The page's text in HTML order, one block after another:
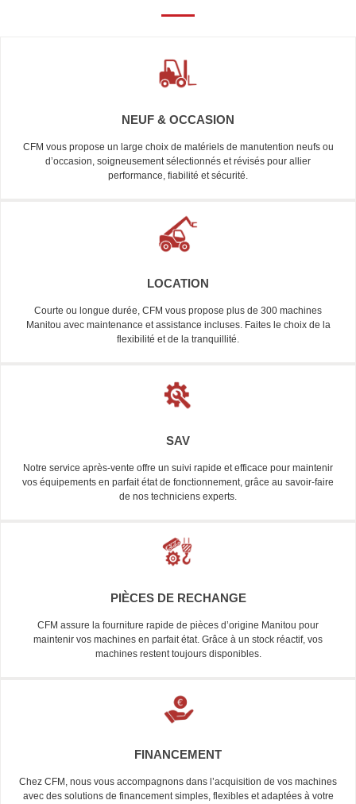
NEUF & OCCASION
CFM vous propose un large choix de matériels de manutention neufs ou
d’occasion, soigneusement sélectionnés et révisés pour allier
performance, fiabilité et sécurité.
LOCATION
Courte ou longue durée, CFM vous propose plus de 300 machines
Manitou avec maintenance et assistance incluses. Faites le choix de la
flexibilité et de la tranquillité.
SAV
Notre service après-vente offre un suivi rapide et efficace pour maintenir
vos équipements en parfait état de fonctionnement, grâce au savoir-faire
de nos techniciens experts.
PIÈCES DE RECHANGE
CFM assure la fourniture rapide de pièces d’origine Manitou pour
maintenir vos machines en parfait état. Grâce à un stock réactif, vos
machines restent toujours disponibles.
FINANCEMENT
Chez CFM, nous vous accompagnons dans l’acquisition de vos machines
avec des solutions de financement simples, flexibles et adaptées à votre